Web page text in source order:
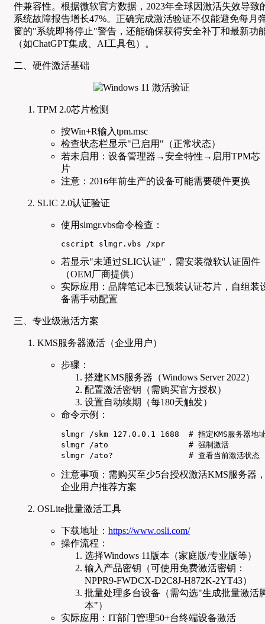
件兼容性。根据微软官方数据，2023年全球因激活失效导致
系统故障报告增长47%。正确完成激活验证不仅能避免每月
窗的"系统即将停止"警告，还能确保获得安全补丁和最新功
（如ChatGPT集成、AI工具包）。
二、硬件激活基础
TPM 2.0芯片检测
按Win+R输入tpm.msc
检查状态栏显示"已启用"（正常状态）
若未启用：设备管理器→安全特性→启用TPM芯
片
注意：2016年前生产的设备可能需要硬件更换
SLIC 2.0认证验证
使用slmgr.vbs命令检查：
cscript slmgr.vbs /xpr
若显示"未通过SLIC认证"，需安装微软认证固件
（OEM厂商提供）
实际应用：品牌笔记本已预装认证芯片，自组装
备需手动配置
三、专业级激活方案
KMS服务器激活（企业用户）
步骤：
搭建KMS服务器（Windows Server 2022）
配置激活密钥（需购买官方授权）
设置自动续期（每180天触发）
命令示例：
slmgr /skm 127.0.0.1 1688  # 指定KMS服务器地址
slmgr /ato                 # 强制激活
slmgr /ato?                # 查看当前激活状态
注意事项：需购买至少5台授权激活KMS服务器
企业用户推荐方案
OSLite批量激活工具
下载地址： https://www.osli.com/
操作流程：
选择Windows 11版本（家庭版/专业版等）
输入产品密钥（可使用免费激活密钥：
NPPR9-FWDCX-D2C8J-H872K-2YT43）
批量处理多台设备（需勾选"生成批量激活
本"）
实际应用：IT部门管理50+台终端设备激活